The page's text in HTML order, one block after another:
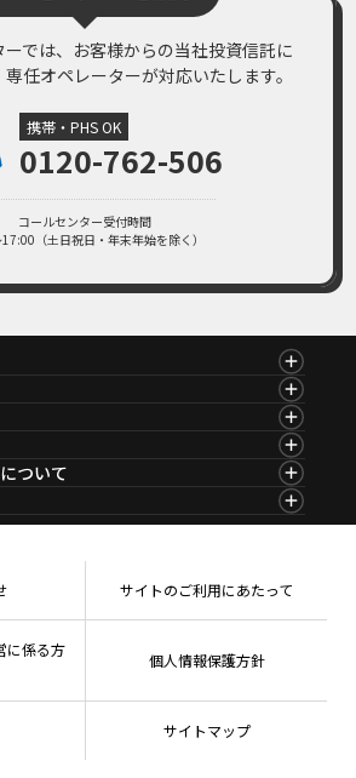
では、お客様からの当社投資信託に
任オペレーターが対応いたします。
携帯・PHS OK
0120-762-506
コールセンター受付時間
（土日祝日・年末年始を除く）
案内
ァンドシアター
力の発生の有無について
ックスファンド 購入・換金手数料
て
営
ついて
ついてTOP
報
ご紹介
サイトのご利用にあたって
に係る方
個人情報保護方針
サイトマップ